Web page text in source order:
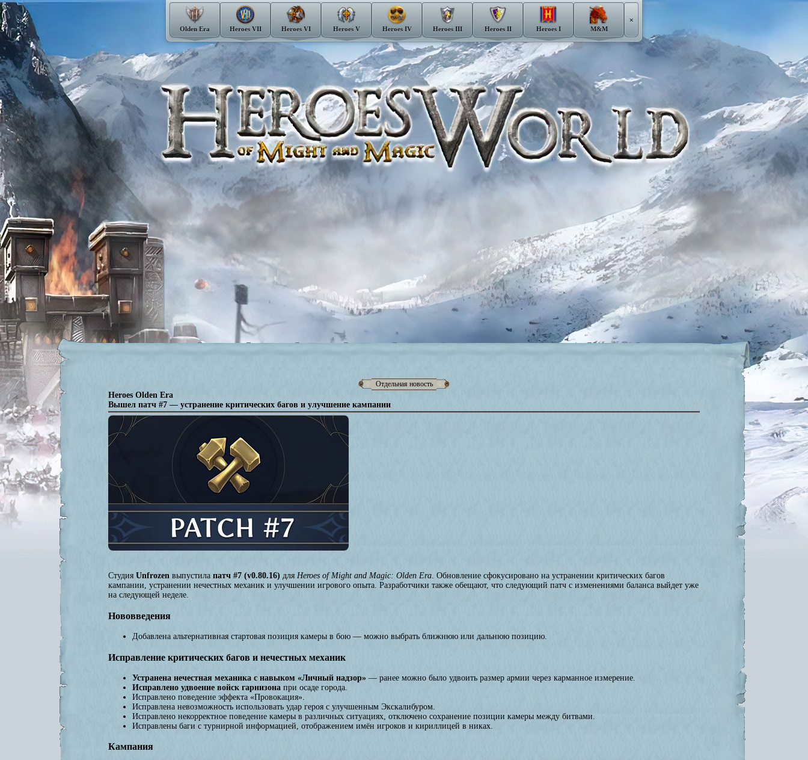
Olden Era Heroes VII Heroes VI Heroes V Heroes IV Heroes III Heroes II Heroes I M&M
×
Отдельная новость
Heroes Olden Era
Вышел патч #7 — устранение критических багов и улучшение кампании
Студия Unfrozen выпустила патч #7 (v0.80.16) для Heroes of Might and Magic: Olden Era. Обновление сфокусировано на устранении критических багов
кампании, устранении нечестных механик и улучшении игрового опыта. Разработчики также обещают, что следующий патч с изменениями баланса выйдет уже
на следующей неделе.
Нововведения
Добавлена альтернативная стартовая позиция камеры в бою — можно выбрать ближнюю или дальнюю позицию.
Исправление критических багов и нечестных механик
Устранена нечестная механика с навыком «Личный надзор» — ранее можно было удвоить размер армии через карманное измерение.
Исправлено удвоение войск гарнизона при осаде города.
Исправлено поведение эффекта «Провокация».
Исправлена невозможность использовать удар героя с улучшенным Экскалибуром.
Исправлено некорректное поведение камеры в различных ситуациях, отключено сохранение позиции камеры между битвами.
Исправлены баги с турнирной информацией, отображением имён игроков и кириллицей в никах.
Кампания